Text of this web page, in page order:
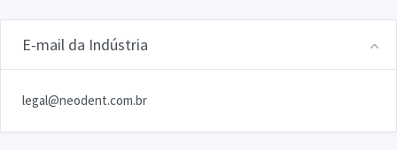
E-mail da Indústria
legal@neodent.com.br